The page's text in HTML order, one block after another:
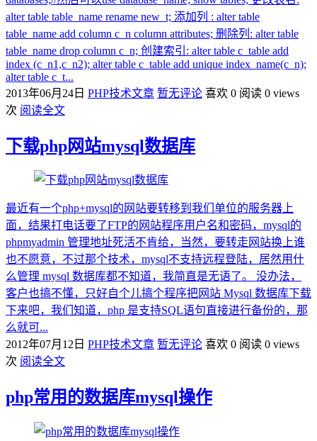
alter table table_name rename new_t; 添加列 : alter table
table_name add column c_n column attributes; 删除列: alter table
table_name drop column c_n; 创建索引: alter table c_table add
index (c_n1,c_n2); alter table c_table add unique index_name(c_n);
alter table c_t...
2013年06月24日 PHP技术文章 暂无评论 喜欢 0 阅读 0 views
次 阅读全文
下载php网站mysql数据库
最近有一个php+mysql的网站要转移到我们单位的服务器上
面，结果打电话要了FTP的网站程序用户名和密码，mysql的
phpmyadmin 管理地址死活不肯给，当然，要转走网站换上谁
也不愿意，不过那个技术，mysql不支持远程登陆，居然用什
么管理 mysql 数据库都不知道，我简直是无语了。 没办法，
客户也搞不懂，只好自个儿搞个程序把网站 Mysql 数据库下载
下来吧，我们知道，php 是支持SQL语句直接进行备份的，那
么就可...
2012年07月12日 PHP技术文章 暂无评论 喜欢 0 阅读 0 views
次 阅读全文
php常用的数据库mysql操作